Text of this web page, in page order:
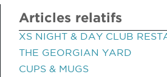
Articles relatifs
XS NIGHT & DAY CLUB
THE GEORGIAN YARD
CUPS & MUGS